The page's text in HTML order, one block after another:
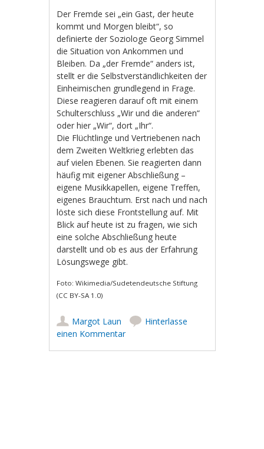
Der Fremde sei „ein Gast, der heute
kommt und Morgen bleibt“, so
definierte der Soziologe Georg Simmel
die Situation von Ankommen und
Bleiben. Da „der Fremde“ anders ist,
stellt er die Selbstverständlichkeiten der
Einheimischen grundlegend in Frage.
Diese reagieren darauf oft mit einem
Schulterschluss „Wir und die anderen“
oder hier „Wir“, dort „Ihr“.
Die Flüchtlinge und Vertriebenen nach
dem Zweiten Weltkrieg erlebten das
auf vielen Ebenen. Sie reagierten dann
häufig mit eigener Abschließung –
eigene Musikkapellen, eigene Treffen,
eigenes Brauchtum. Erst nach und nach
löste sich diese Frontstellung auf. Mit
Blick auf heute ist zu fragen, wie sich
eine solche Abschließung heute
darstellt und ob es aus der Erfahrung
Lösungswege gibt.
Foto: Wikimedia/Sudetendeutsche Stiftung
(CC BY-SA 1.0)
Margot Laun
Hinterlasse
einen Kommentar